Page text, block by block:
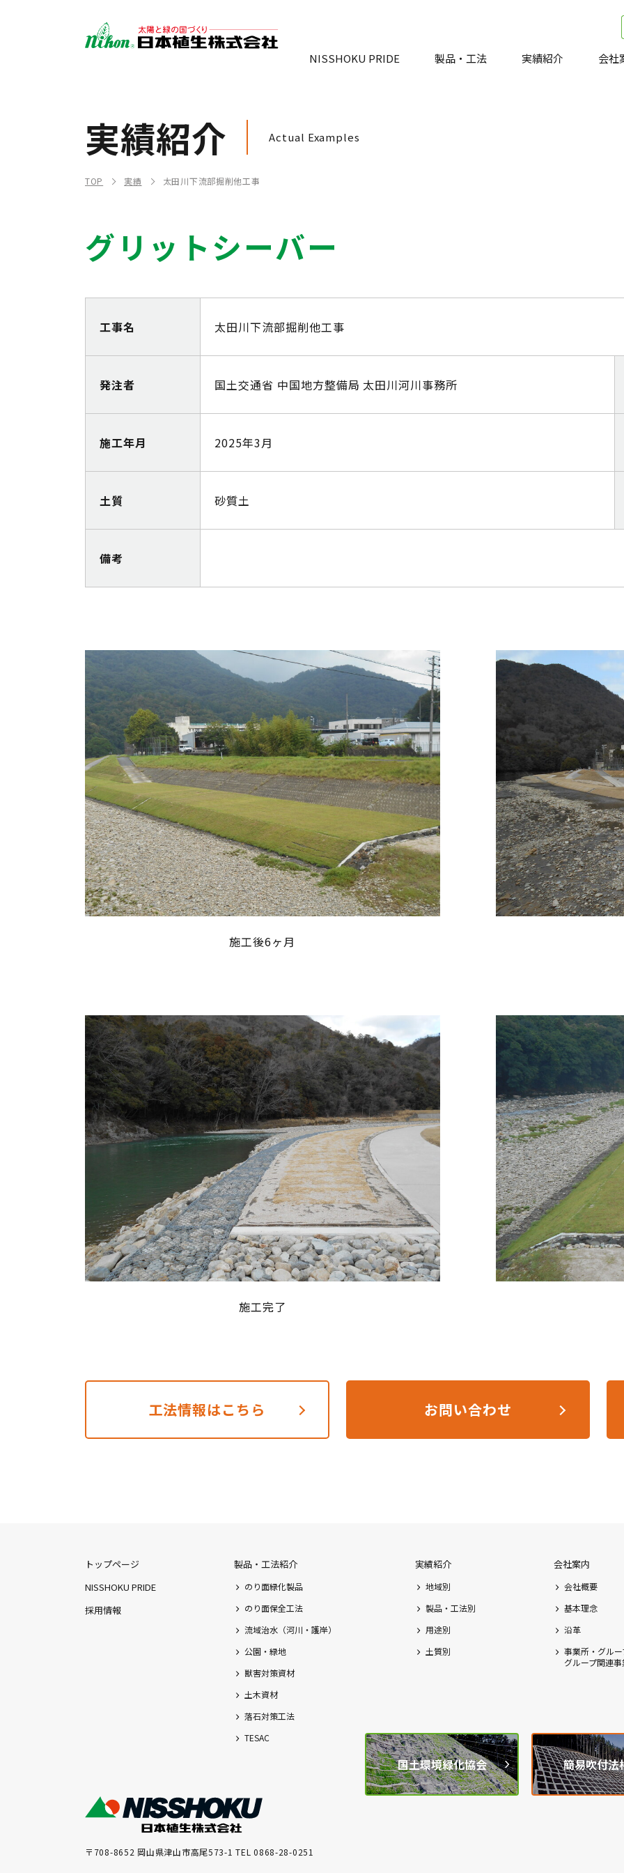
NISSHOKU PRIDE 製品・工法 実績紹介 会社
実績紹介 Actual Examples
TOP 実績 太田川下流部掘削他工事
グリットシーバー
工事名 太田川下流部掘削他工事
発注者 国土交通省 中国地方整備局 太田川河川事務所
施工年月 2025年3月
土質 砂質土
備考
施工後6ヶ月
施工完了
工法情報はこちら お問い合わせ
トップページ
NISSHOKU PRIDE
採用情報
製品・工法紹介
のり面緑化製品
のり面保全工法
流域治水（河川・護岸）
公園・緑地
獣害対策資材
土木資材
落石対策工法
TESAC
実績紹介
地域別
製品・工法別
用途別
土質別
会社案内
会社概要
基本理念
沿革
事業所・グル
グループ関連
国土環境緑化協会 簡易吹付法
〒708-8652 岡山県津山市高尾573-1 TEL 0868-28-0251